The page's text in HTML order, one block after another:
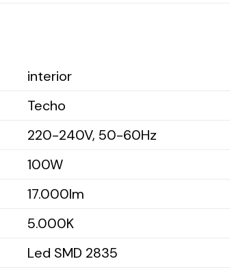
interior
Techo
220-240V, 50-60Hz
100W
17.000Im
5.000K
Led SMD 2835